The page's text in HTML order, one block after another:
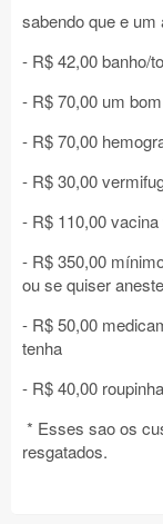
sabendo que e um
- R$ 42,00 banho/
- R$ 70,00 um
- R$ 70,00
- R$ 30,00
- R$ 110,00
- R$ 350,00
ou se quiser
- R$ 50,00
tenha
- R$ 40,00
* Esses sao os
resgatados.